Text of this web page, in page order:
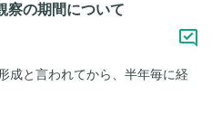
察の期間について
成と言われてから、半年毎に経